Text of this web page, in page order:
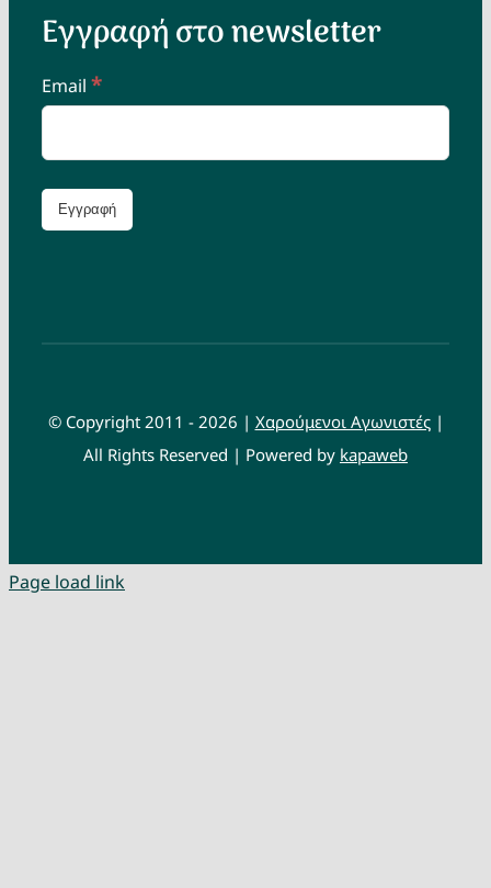
Εγγραφή στο newsletter
Email *
© Copyright 2011 - 2026 | Χαρούμενοι Αγωνιστές|
All Rights Reserved | Powered by kapaweb
Page load link